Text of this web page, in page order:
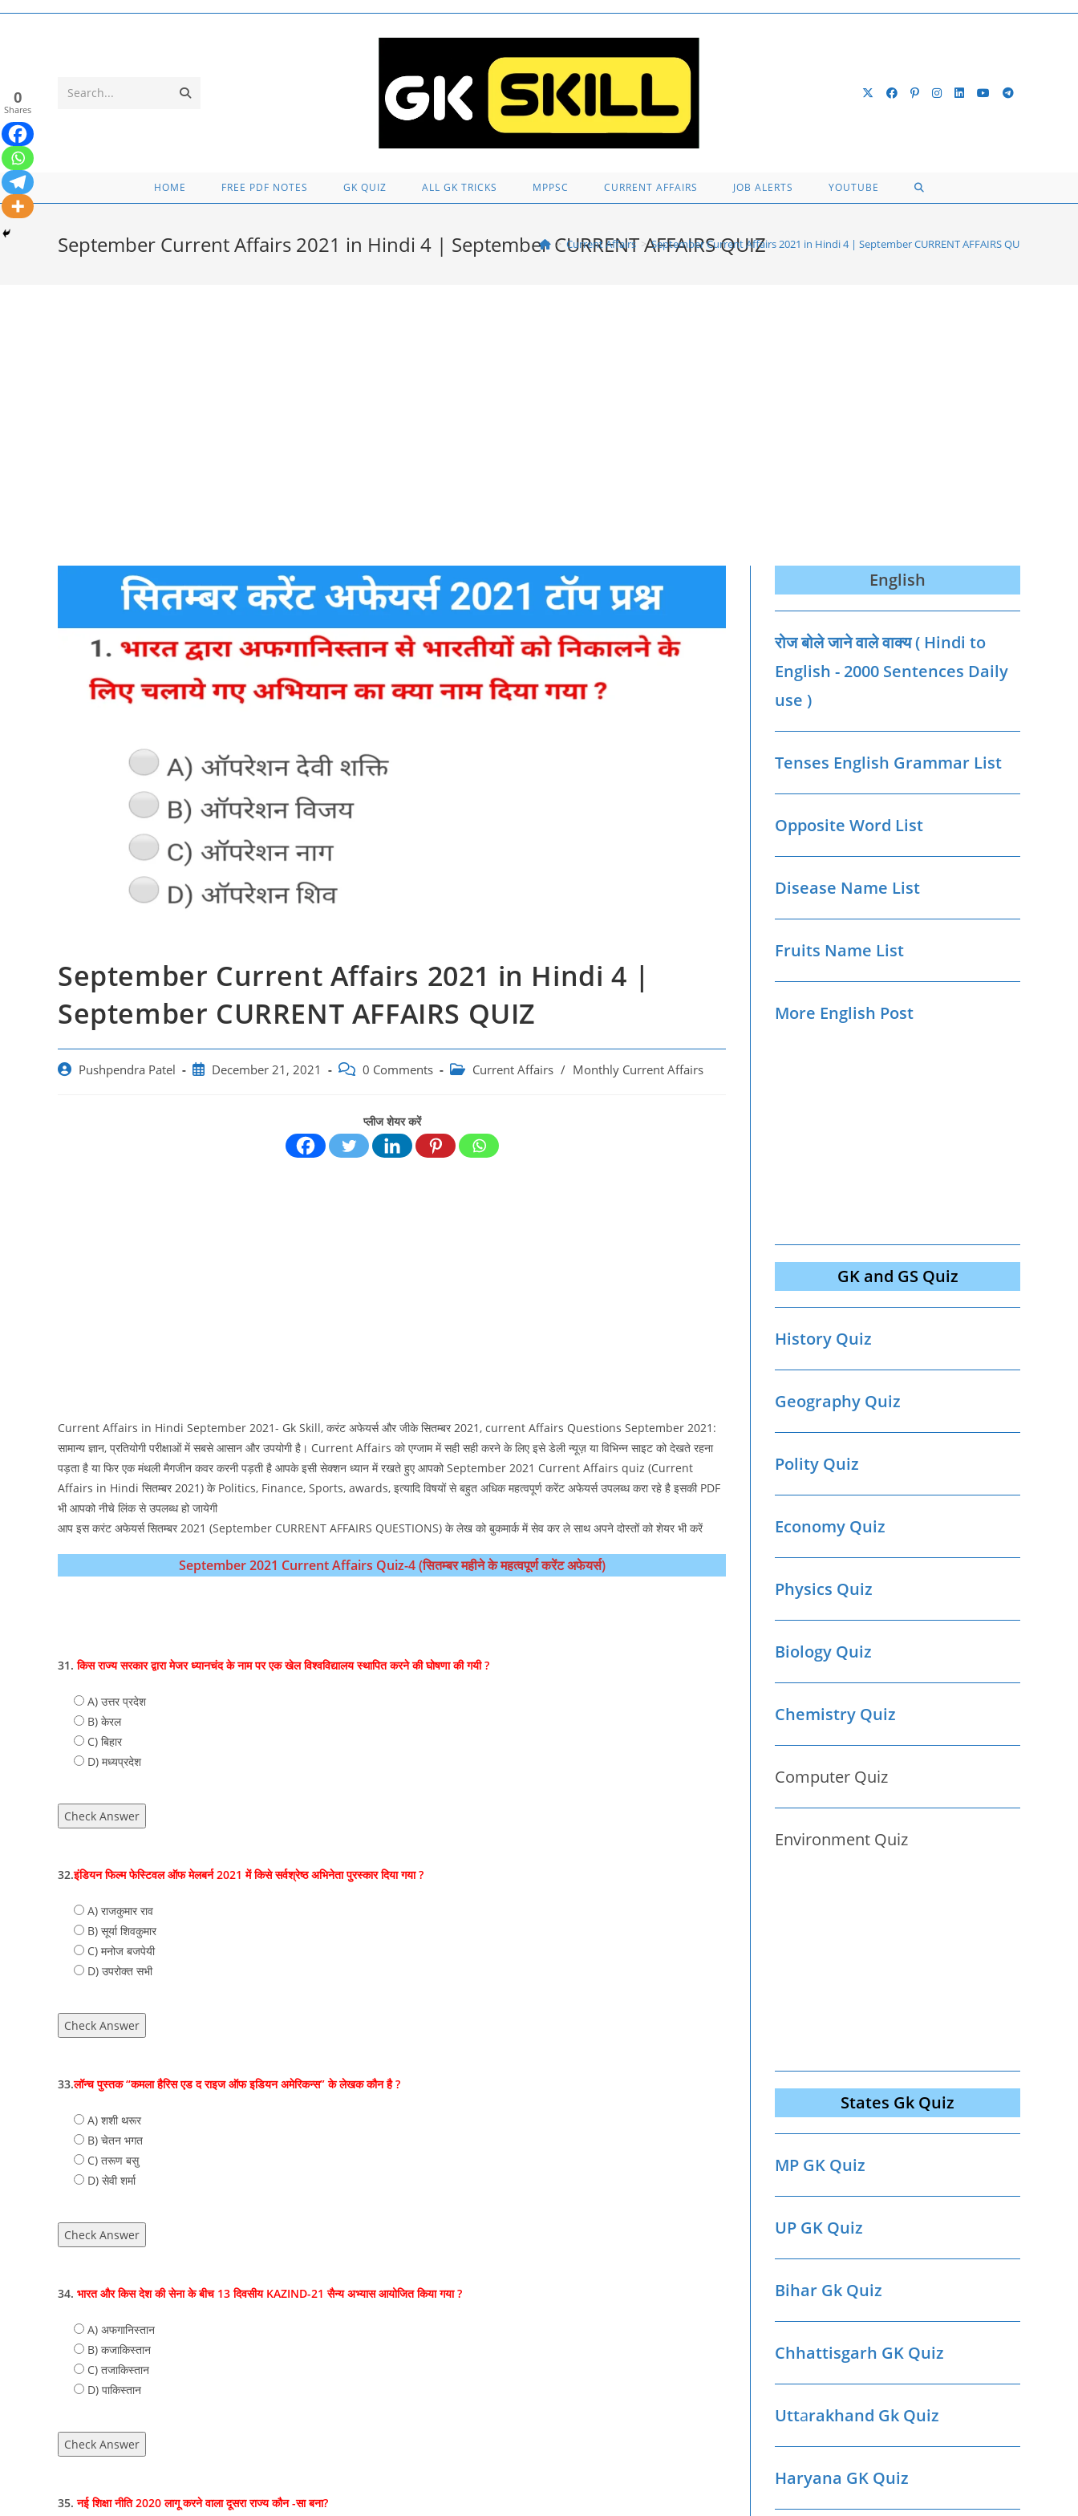
Skip
Search...
HOME FREE PDF NOTES GK QUIZ ALL GK TRICKS MPPSC CURRENT AFFAIRS JOB ALERTS YOUTUBE
TOGGLE
SEARCH
September Current Affairs 2021 in Hindi 4 | September CURRENT AFFAIRS QUIZ
> Current Affairs > September Current Affairs 2021 in Hindi 4 | September CURRENT AFFAIRS QUIZ
September Current Affairs 2021 in Hindi 4 |
September CURRENT AFFAIRS QUIZ
Post Pushpendra Patel
PostDecember 21, 2021
Post 0 Comments
Post Current Affairs / Monthly Current Affairs
प्लीज शेयर करें
Current Affairs in Hindi September 2021- Gk Skill, करंट अफेयर्स और जीके सितम्‍बर 2021, current Affairs Questions September 2021:
सामान्य ज्ञान, प्रतियोगी परीक्षाओं में सबसे आसान और उपयोगी है। Current Affairs को एग्जाम में सही सही करने के लिए इसे डेली न्यूज़ या विभिन्न साइट को देखते रहना
पड़ता है या फिर एक मंथली मैगजीन कवर करनी पड़ती है आपके इसी सेक्शन ध्यान में रखते हुए आपको September 2021 Current Affairs quiz (Current
Affairs in Hindi सितम्‍बर 2021) के Politics, Finance, Sports, awards, इत्यादि विषयों से बहुत अधिक महत्वपूर्ण करेंट अफेयर्स उपलब्ध करा रहे है इसकी PDF
भी आपको नीचे लिंक से उपलब्ध हो जायेगी
आप इस करंट अफेयर्स सितम्‍बर 2021 (September CURRENT AFFAIRS QUESTIONS) के लेख को बुकमार्क में सेव कर ले साथ अपने दोस्तों को शेयर भी करें
September 2021 Current Affairs Quiz-4 (सितम्‍बर महीने के महत्वपूर्ण करेंट अफेयर्स)
31.किस राज्य सरकार द्वारा मेजर ध्यानचंद के नाम पर एक खेल विश्वविद्यालय स्थापित करने की घोषणा की गयी ?
A) उत्तर प्रदेश
B) केरल
C) बिहार
D) मध्‍यप्रदेश
Check Answer
32.इंडियन फिल्म फेस्टिवल ऑफ मेलबर्न 2021 में किसे सर्वश्रेष्ठ अभिनेता पुरस्कार दिया गया ?
A) राजकुमार राव
B) सूर्या शिवकुमार
C) मनोज बजपेयी
D) उपरोक्‍त सभी
Check Answer
33.लॉन्च पुस्तक “कमला हैरिस एड द राइज ऑफ इडियन अमेरिकन्स” के लेखक कौन है ?
A) शशी थरूर
B) चेतन भगत
C) तरूण बसु
D) सेवी शर्मा
Check Answer
34. भारत और किस देश की सेना के बीच 13 दिवसीय KAZIND-21 सैन्य अभ्यास आयोजित किया गया ?
A) अफगानिस्‍तान
B) कजाकिस्तान
C) तजाकिस्‍तान
D) पाकिस्‍तान
Check Answer
35.नई शिक्षा नीति 2020 लागू करने वाला दूसरा राज्य कौन -सा बना?
0
Shares
English
रोज बोले जाने वाले वाक्‍य ( Hindi to
English - 2000 Sentences Daily
use )
Tenses English Grammar List
Opposite Word List
Disease Name List
Fruits Name List
More English Post
GK and GS Quiz
History Quiz
Geography Quiz
Polity Quiz
Economy Quiz
Physics Quiz
Biology Quiz
Chemistry Quiz
Computer Quiz
Environment Quiz
States Gk Quiz
MP GK Quiz
UP GK Quiz
Bihar Gk Quiz
Chhattisgarh GK Quiz
Uttarakhand Gk Quiz
Haryana GK Quiz